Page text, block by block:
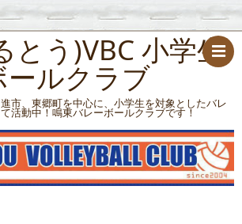
とう)VBC 小学生
ルクラブ
市、東郷町を中心に、小学生を対象としたバレ
活動中！鳴東バレーボールクラブです！